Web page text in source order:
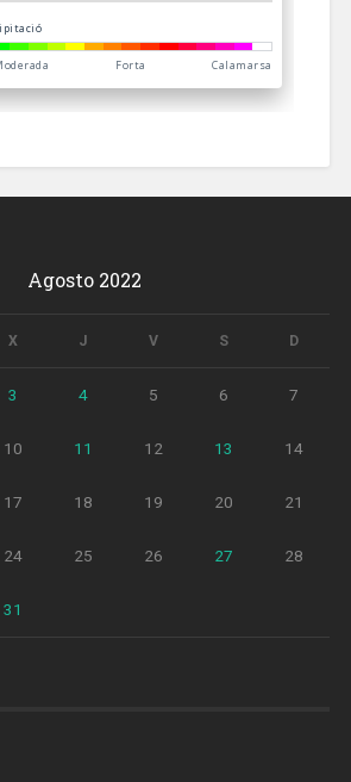
Agosto 2022
X J V S D
3 4 5 6 7
10 11 12 13 14
17 18 19 20 21
24 25 26 27 28
31